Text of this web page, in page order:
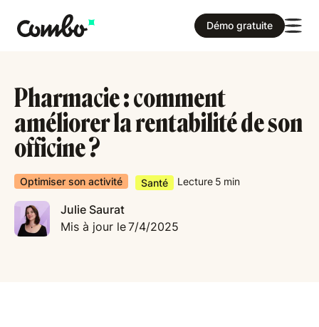
Démo gratuite
Pharmacie : comment
améliorer la rentabilité de son
officine ?
Optimiser son activité Santé Lecture 5 min
Julie Saurat
Mis à jour le7/4/2025